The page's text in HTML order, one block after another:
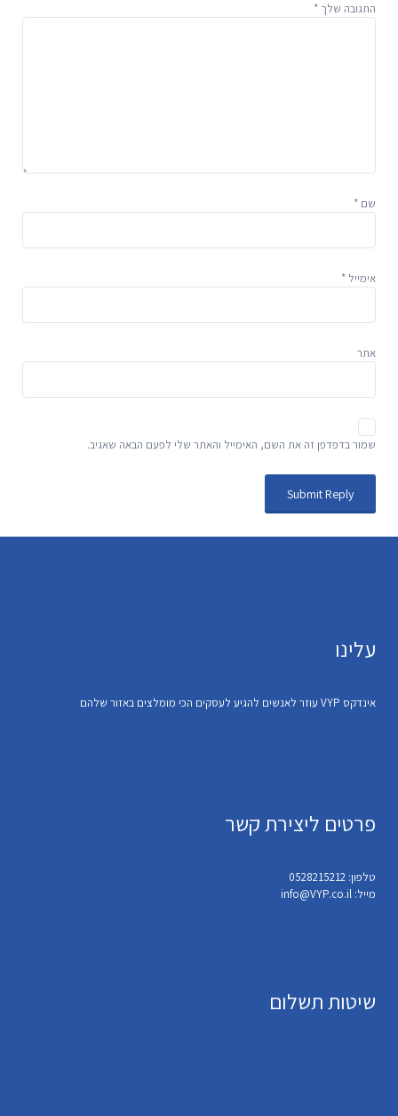
התגובה שלך *
שם *
אימייל *
אתר
שמור בדפדפן זה את השם, האימייל והאתר שלי לפעם הבאה שאגיב.
עלינו
אינדקס VYP עוזר לאנשים להגיע לעסקים הכי מומלצים באזור שלהם
פרטים ליצירת קשר
טלפון: 0528215212
מייל: info@VYP.co.il
שיטות תשלום